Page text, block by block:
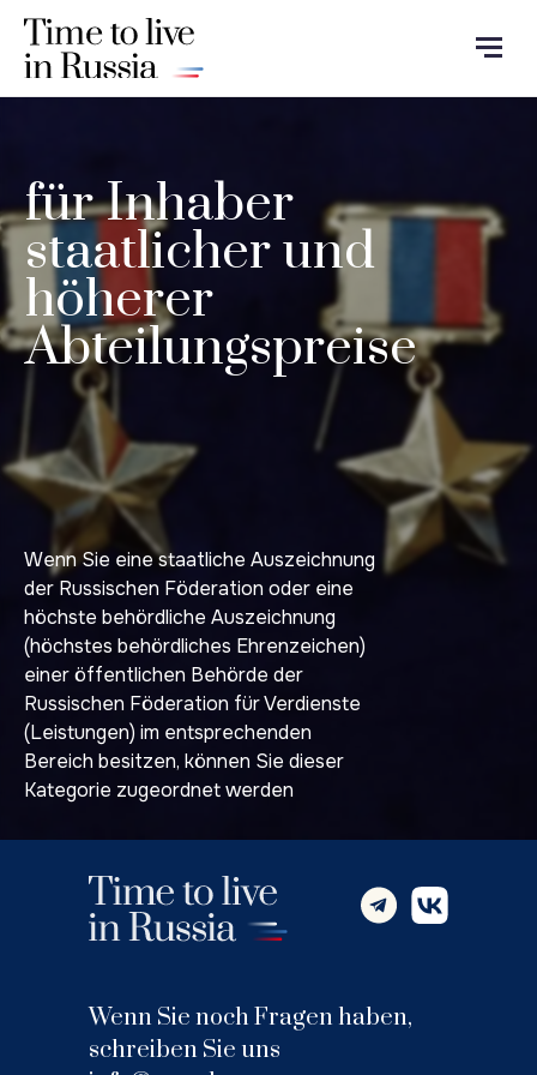
für Inhaber
staatlicher und
höherer
Abteilungspreise
Wenn Sie eine staatliche Auszeichnung
der Russischen Föderation oder eine
höchste behördliche Auszeichnung
(höchstes behördliches Ehrenzeichen)
einer öffentlichen Behörde der
Russischen Föderation für Verdienste
(Leistungen) im entsprechenden
Bereich besitzen, können Sie dieser
Kategorie zugeordnet werden
Wenn Sie noch Fragen haben,
schreiben Sie uns